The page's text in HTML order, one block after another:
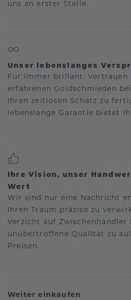
uns an erster Stelle.
Unser lebenslanges
Für immer brillant: Vertrauen
erfahrenen Goldschmieden
Ihren zeitlosen Schatz zu
lebenslange Garantie bietet
Ihre Vision, unser
Wert
Wir sind nur eine Nachricht
Ihren Traum präzise zu
Verzicht auf Zwischenhändler
unübertroffene Qualität zu
Preisen.
Weiter einkaufen